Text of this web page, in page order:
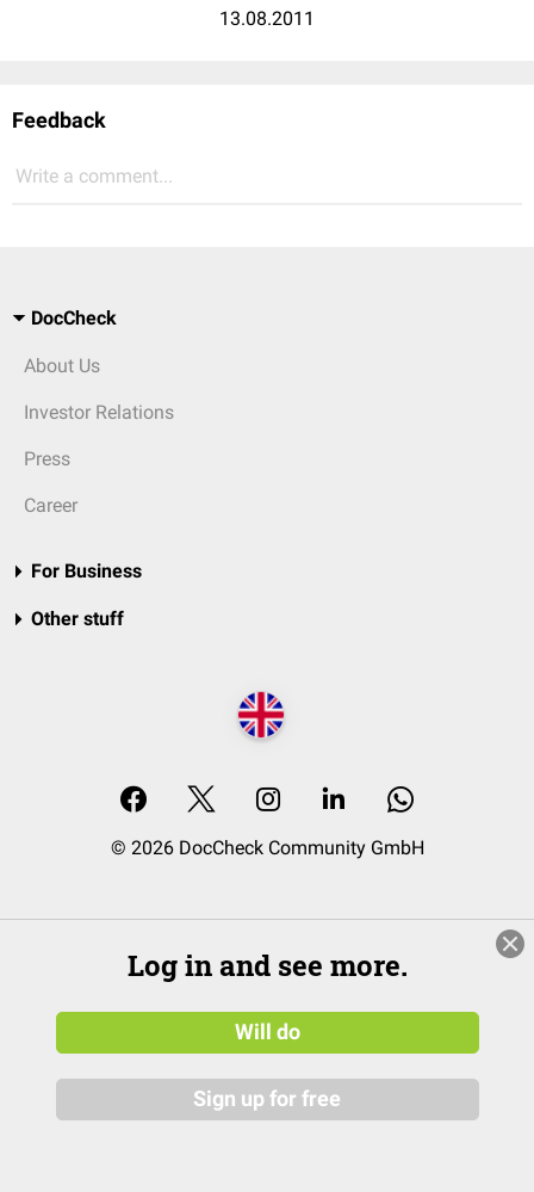
13.08.2011
Feedback
Write a comment...
DocCheck
About Us
Investor Relations
Press
Career
For Business
Other stuff
© 2026 DocCheck Community GmbH
Log in and see more.
Will do
Sign up for free